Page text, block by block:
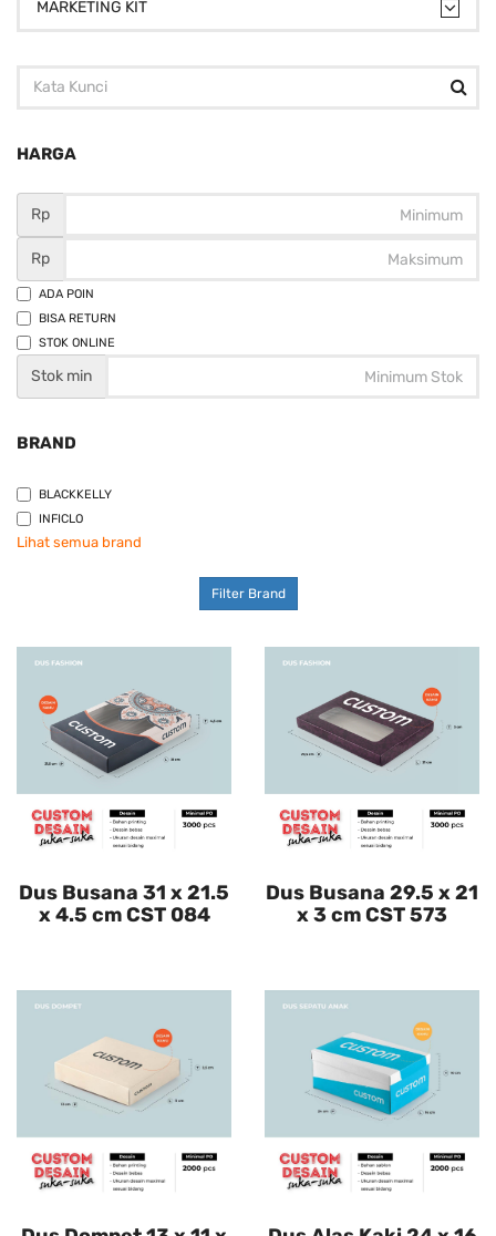
MARKETING KIT
HARGA
Rp
Rp
ADA POIN
BISA RETURN
STOK ONLINE
Stok min
BRAND
BLACKKELLY
INFICLO
Lihat semua brand
Filter Brand
Dus Busana 31 x 21.5
x 4.5 cm CST 084
Dus Busana 29.5 x 21
x 3 cm CST 573